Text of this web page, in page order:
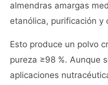
almendras amargas
etanólica, purificación y
Esto produce un polvo
pureza ≥98 %. Aunque
aplicaciones